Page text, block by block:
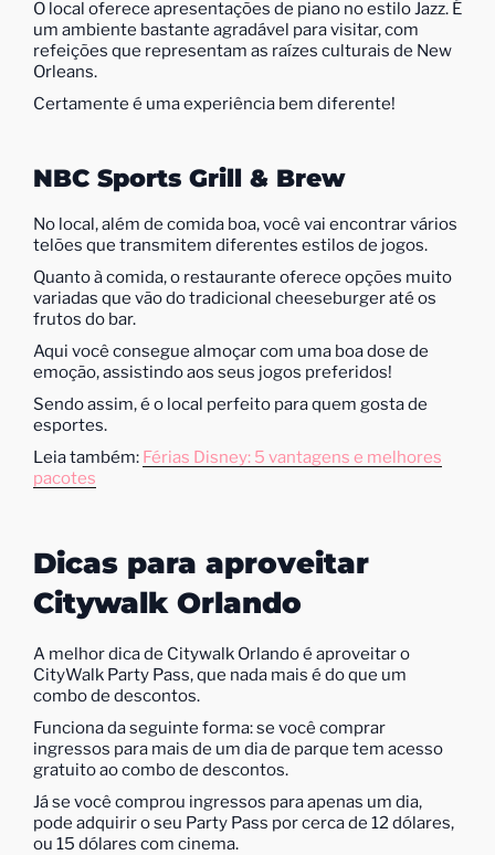
O local oferece apresentações de piano no estilo Jazz. É
um ambiente bastante agradável para visitar, com
refeições que representam as raízes culturais de New
Orleans.
Certamente é uma experiência bem diferente!
NBC Sports Grill & Brew
No local, além de comida boa, você vai encontrar vários
telões que transmitem diferentes estilos de jogos.
Quanto à comida, o restaurante oferece opções muito
variadas que vão do tradicional cheeseburger até os
frutos do bar.
Aqui você consegue almoçar com uma boa dose de
emoção, assistindo aos seus jogos preferidos!
Sendo assim, é o local perfeito para quem gosta de
esportes.
Leia também: Férias Disney: 5 vantagens e melhores
pacotes
Dicas para aproveitar
Citywalk Orlando
A melhor dica de Citywalk Orlando é aproveitar o
CityWalk Party Pass, que nada mais é do que um
combo de descontos.
Funciona da seguinte forma: se você comprar
ingressos para mais de um dia de parque tem acesso
gratuito ao combo de descontos.
Já se você comprou ingressos para apenas um dia,
pode adquirir o seu Party Pass por cerca de 12 dólares,
ou 15 dólares com cinema.